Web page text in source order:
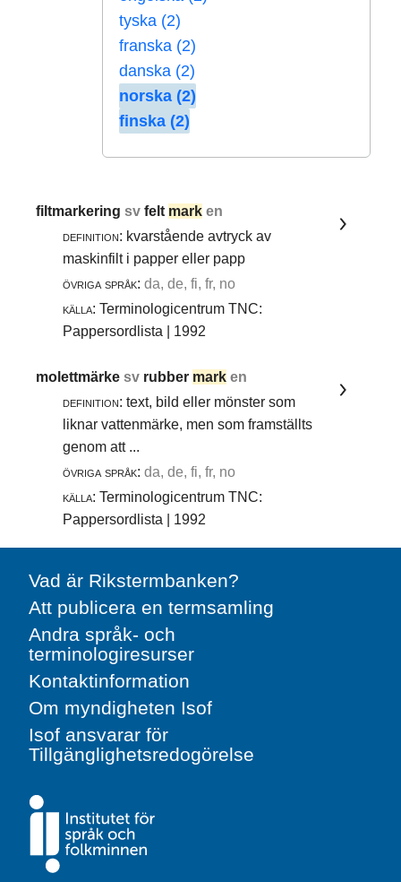
tyska (2)
franska (2)
danska (2)
norska (2)
finska (2)
filtmarkeringsvfelt mark en
definition: kvarstående avtryck av
maskinfilt i papper eller papp
övriga språk: da, de, fi, fr, no
källa: Terminologicentrum TNC:
Pappersordlista | 1992
molettmärkesv rubber mark en
definition: text, bild eller mönster som
liknar vattenmärke, men som framställts
genom att ...
övriga språk: da, de, fi, fr, no
källa: Terminologicentrum TNC:
Pappersordlista | 1992
Vad är Rikstermbanken?
Att publicera en termsamling
Andra språk- och
terminologiresurser
Kontaktinformation
Om myndigheten Isof
Isof ansvarar för
Tillgänglighetsredogörelse